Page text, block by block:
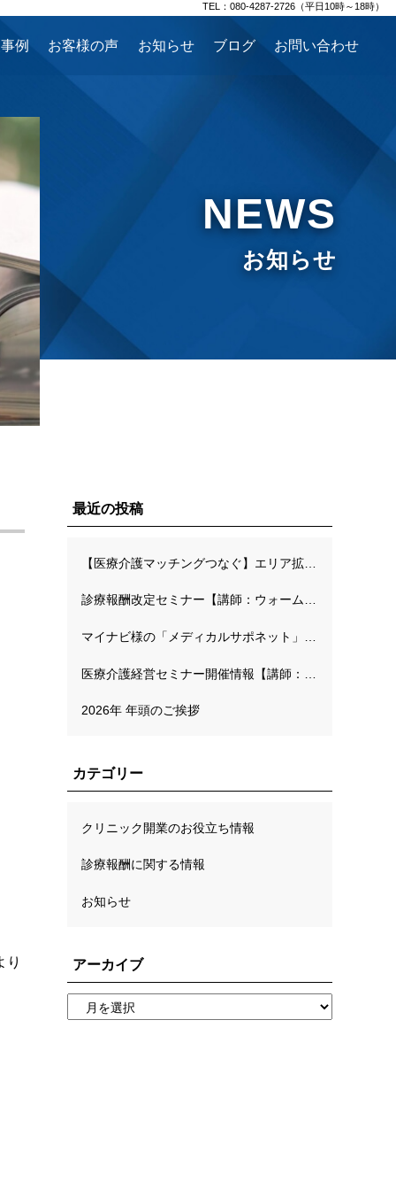
TEL：080-4287-2726（平日10時～18時）
例 お客様の声 お知らせ ブログ お問い合わせ
NEWS
お知らせ
り
最近の投稿
診療報酬改定セミナー【講師：ウォームハーツ長面川先生】
2026年 年頭のご挨拶
カテゴリー
クリニック開業のお役立ち情報
診療報酬に関する情報
お知らせ
アーカイブ